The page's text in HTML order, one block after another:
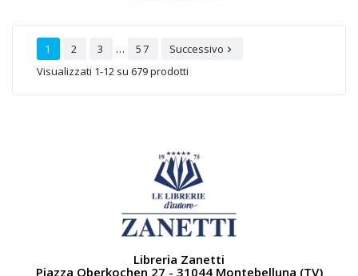
1 2 3 … 57 Successivo 
Visualizzati 1-12 su 679 prodotti
Libreria Zanetti
Piazza Oberkochen 27 - 31044 Montebelluna (TV)